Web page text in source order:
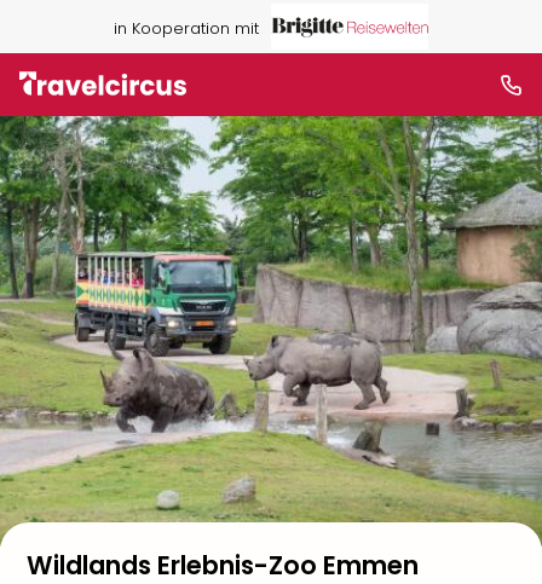
in Kooperation mit
Wildlands Erlebnis-Zoo Emmen